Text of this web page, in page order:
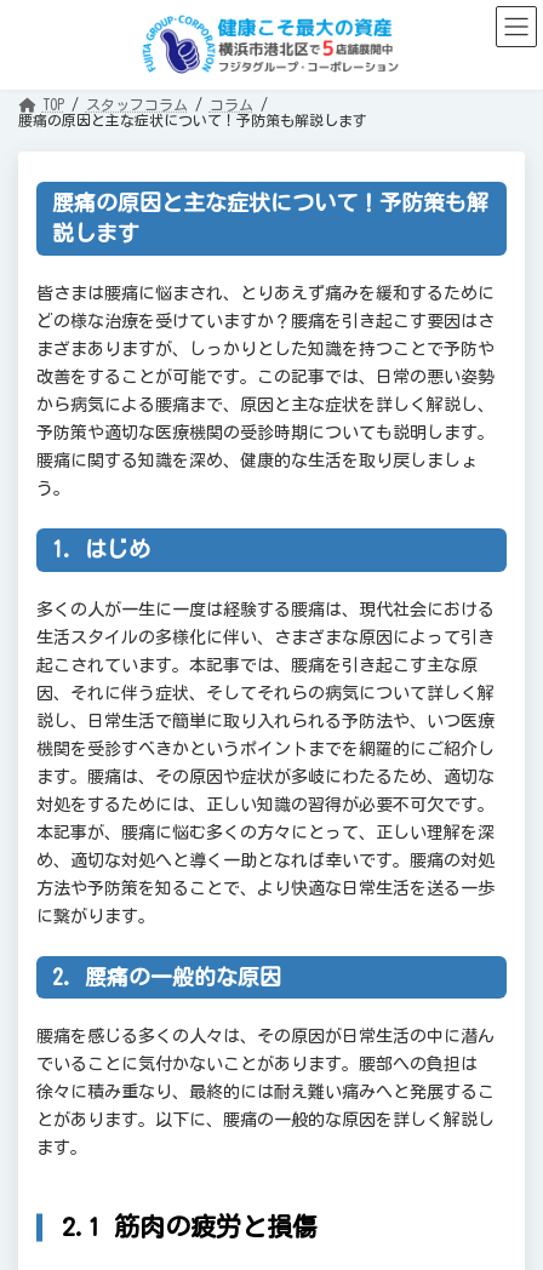
へ
ョ
TOP スタッフコラム
コラム
腰痛の原因と主な症状について！予防策も解説します
腰痛の原因と主な症状について！予防策も解
説します
皆さまは腰痛に悩まされ、とりあえず痛みを緩和するために
どの様な治療を受けていますか？腰痛を引き起こす要因はさ
まざまありますが、しっかりとした知識を持つことで予防や
改善をすることが可能です。この記事では、日常の悪い姿勢
から病気による腰痛まで、原因と主な症状を詳しく解説し、
予防策や適切な医療機関の受診時期についても説明します。
腰痛に関する知識を深め、健康的な生活を取り戻しましょ
う。
1. はじめ
多くの人が一生に一度は経験する腰痛は、現代社会における
生活スタイルの多様化に伴い、さまざまな原因によって引き
起こされています。本記事では、腰痛を引き起こす主な原
因、それに伴う症状、そしてそれらの病気について詳しく解
説し、日常生活で簡単に取り入れられる予防法や、いつ医療
機関を受診すべきかというポイントまでを網羅的にご紹介し
ます。腰痛は、その原因や症状が多岐にわたるため、適切な
対処をするためには、正しい知識の習得が必要不可欠です。
本記事が、腰痛に悩む多くの方々にとって、正しい理解を深
め、適切な対処へと導く一助となれば幸いです。腰痛の対処
方法や予防策を知ることで、より快適な日常生活を送る一歩
に繋がります。
2. 腰痛の一般的な原因
腰痛を感じる多くの人々は、その原因が日常生活の中に潜ん
でいることに気付かないことがあります。腰部への負担は
徐々に積み重なり、最終的には耐え難い痛みへと発展するこ
とがあります。以下に、腰痛の一般的な原因を詳しく解説し
ます。
2.1 筋肉の疲労と損傷